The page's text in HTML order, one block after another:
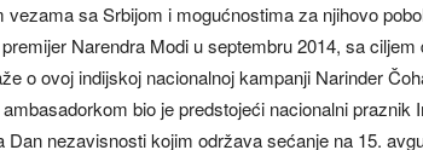
vezama sa Srbijom i mogućnostima za njihovo
Narendra Modi u septembru 2014, sa
o ovoj indijskoj nacionalnoj kampanji Narinder
bio je predstojeći nacionalni praznik
Dan nezavisnosti kojim održava sećanje na 15.